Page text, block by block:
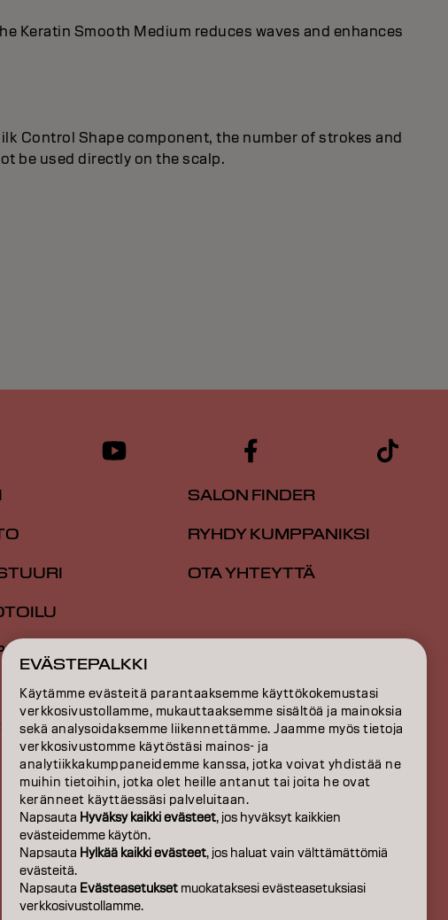
Keratin Smooth Medium reduces waves and enhances
Control Shape component, the number of strokes and
be used directly on the scalp.
MEISTÄ
SALON FINDER
RYHDY KUMPPANIKSI
OTA YHTEYTTÄ
EVÄSTEPALKKI
Käytämme evästeitä parantaaksemme käyttökokemustasi
verkkosivustollamme, mukauttaaksemme sisältöä ja mainoksia
sekä analysoidaksemme liikennettämme. Jaamme myös tietoja
verkkosivustomme käytöstäsi mainos- ja
analytiikkakumppaneidemme kanssa, jotka voivat yhdistää ne
muihin tietoihin, jotka olet heille antanut tai joita he ovat
keränneet käyttäessäsi palveluitaan.
Napsauta Hyväksy kaikki evästeet, jos hyväksyt kaikkien
evästeidemme käytön.
Napsauta Hylkää kaikki evästeet, jos haluat vain välttämättömiä
evästeitä.
Napsauta Evästeasetukset muokataksesi evästeasetuksiasi
verkkosivustollamme.